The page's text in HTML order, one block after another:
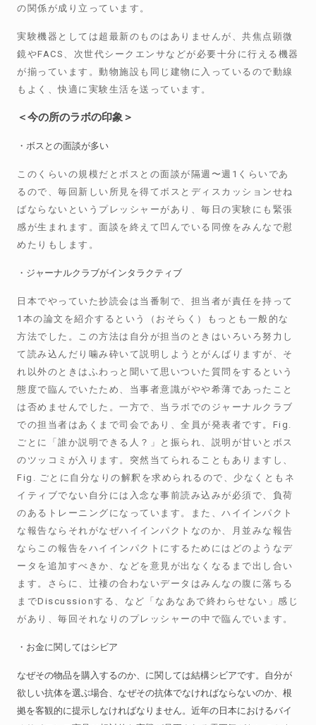
の関係が成り立っています。
実験機器としては超最新のものはありませんが、共焦点顕微
鏡やFACS、次世代シークエンサなどが必要十分に行える機器
が揃っています。動物施設も同じ建物に入っているので動線
もよく、快適に実験生活を送っています。
＜今の所のラボの印象＞
・ボスとの面談が多い
このくらいの規模だとボスとの面談が隔週〜週1くらいであ
るので、毎回新しい所見を得てボスとディスカッションせね
ばならないというプレッシャーがあり、毎日の実験にも緊張
感が生まれます。面談を終えて凹んでいる同僚をみんなで慰
めたりもします。
・ジャーナルクラブがインタラクティブ
日本でやっていた抄読会は当番制で、担当者が責任を持って
1本の論文を紹介するという（おそらく）もっとも一般的な
方法でした。この方法は自分が担当のときはいろいろ努力し
て読み込んだり噛み砕いて説明しようとがんばりますが、そ
れ以外のときはふわっと聞いて思いついた質問をするという
態度で臨んでいたため、当事者意識がやや希薄であったこと
は否めませんでした。一方で、当ラボでのジャーナルクラブ
での担当者はあくまで司会であり、全員が発表者です。Fig.
ごとに「誰か説明できる人？」と振られ、説明が甘いとボス
のツッコミが入ります。突然当てられることもありますし、
Fig. ごとに自分なりの解釈を求められるので、少なくともネ
イティブでない自分には入念な事前読み込みが必須で、負荷
のあるトレーニングになっています。また、ハイインパクト
な報告ならそれがなぜハイインパクトなのか、月並みな報告
ならこの報告をハイインパクトにするためにはどのようなデ
ータを追加すべきか、などを意見が出なくなるまで出し合い
ます。さらに、辻褄の合わないデータはみんなの腹に落ちる
までDiscussionする、など「なあなあで終わらせない」感じ
があり、毎回それなりのプレッシャーの中で臨んでいます。
・お金に関してはシビア
なぜその物品を購入するのか、に関しては結構シビアです。自分が
欲しい抗体を選ぶ場合、なぜその抗体でなければならないのか、根
拠を客観的に提示しなければなりません。近年の日本におけるバイ